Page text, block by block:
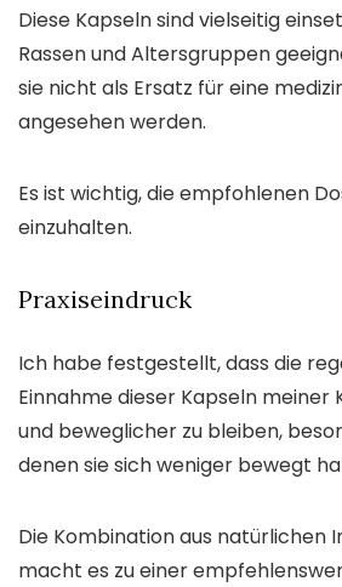
Diese Kapseln sind vielseitig
Rassen und Altersgruppen
sie nicht als Ersatz für eine
angesehen werden.
Es ist wichtig, die empfohlenen
einzuhalten.
Praxiseindruck
Ich habe festgestellt, dass die
Einnahme dieser Kapseln meiner
und beweglicher zu bleiben,
denen sie sich weniger bewegt
Die Kombination aus natürlichen
macht es zu einer